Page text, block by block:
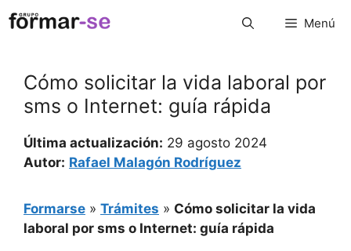
Saltar
al
Menú
Cómo solicitar la vida laboral por
sms o Internet: guía rápida
Última actualización: 29 agosto 2024
Autor: Rafael Malagón Rodríguez
Formarse » Trámites » Cómo solicitar la vida
laboral por sms o Internet: guía rápida